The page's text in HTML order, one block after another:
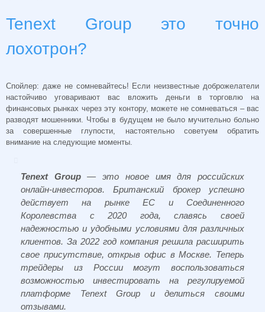
Tenext Group это точно
лохотрон?
Спойлер: даже не сомневайтесь! Если неизвестные доброжелатели
настойчиво уговаривают вас вложить деньги в торговлю на
финансовых рынках через эту контору, можете не сомневаться – вас
разводят мошенники. Чтобы в будущем не было мучительно больно
за совершенные глупости, настоятельно советуем обратить
внимание на следующие моменты.
Tenext Group— это новое имя для российских
онлайн-инвесторов. Британский брокер успешно
действует на рынке ЕС и Соединенного
Королевства с 2020 года, славясь своей
надежностью и удобными условиями для различных
клиентов. За 2022 год компания решила расширить
свое присутствие, открыв офис в Москве. Теперь
трейдеры из России могут воспользоваться
возможностью инвестировать на регулируемой
платформе Tenext Group и делиться своими
отзывами.